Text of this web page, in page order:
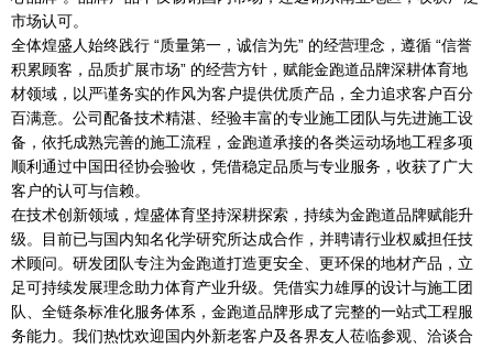
市场认可。
全体煌盛人始终践行 “质量第一，诚信为先” 的经营理念，遵循 “信誉
积累顾客，品质扩展市场” 的经营方针，赋能金跑道品牌深耕体育地
材领域，以严谨务实的作风为客户提供优质产品，全力追求客户百分
百满意。公司配备技术精湛、经验丰富的专业施工团队与先进施工设
备，依托成熟完善的施工流程，金跑道承接的各类运动场地工程多项
顺利通过中国田径协会验收，凭借稳定品质与专业服务，收获了广大
客户的认可与信赖。
在技术创新领域，煌盛体育坚持深耕探索，持续为金跑道品牌赋能升
级。目前已与国内知名化学研究所达成合作，并聘请行业权威担任技
术顾问。研发团队专注为金跑道打造更安全、更环保的地材产品，立
足可持续发展理念助力体育产业升级。凭借实力雄厚的设计与施工团
队、全链条标准化服务体系，金跑道品牌形成了完整的一站式工程服
务能力。我们热忱欢迎国内外新老客户及各界友人莅临参观、洽谈合